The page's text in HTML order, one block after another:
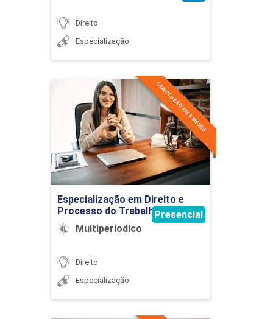
Direito
Especialização
Especialização em Direito e
Processo do Trabalho Aplicado
Multiperiodico
Presencial
CONCLUSÃO EM 6 MESES
Direito
Especialização
Especialização em Direito e
Processo do Trabalho
Aplicado
Detalhes do curso